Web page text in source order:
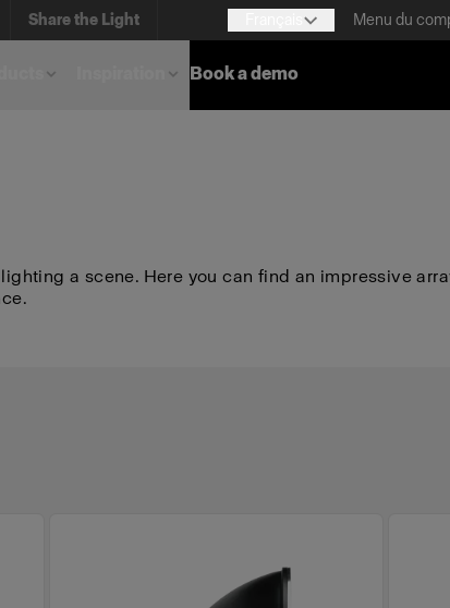
Share the Light Menu du
Book a demo
a scene. Here you can find an impressive